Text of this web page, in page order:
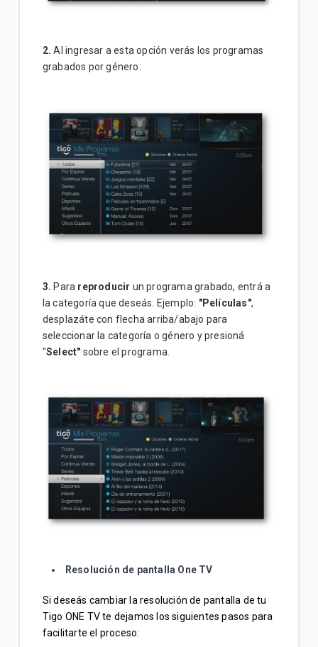
2. Al ingresar a esta opción verás los programas
grabados por género:
3. Para reproducir un programa grabado, entrá a
la categoría que deseás. Ejemplo: "Películas",
desplazáte con flecha arriba/abajo para
seleccionar la categoría o género y presioná
"Select" sobre el programa.
Resolución de pantalla One TV
Si deseás cambiar la resolución de pantalla de tu
Tigo ONE TV te dejamos los siguientes pasos para
facilitarte el proceso: